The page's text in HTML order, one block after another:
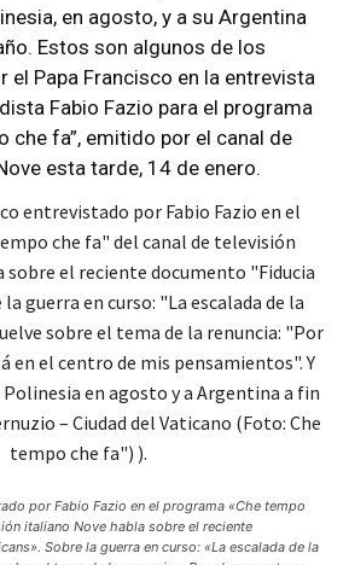
en agosto, y a su Argentina
Estos son algunos de los
Papa Francisco en la entrevista
Fabio Fazio para el programa
che fa”, emitido por el canal de
esta tarde, 14 de enero.
por Fabio Fazio en el programa «Che tempo
italiano Nove habla sobre el reciente
Sobre la guerra en curso: «La escalada de la